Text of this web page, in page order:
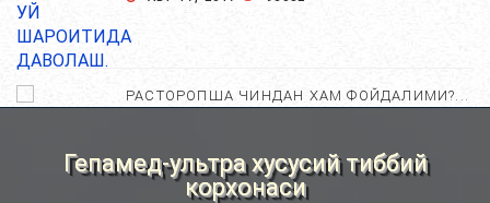
РАСТОРОПША ЧИНДАН ХАМ ФОЙДАЛИМИ?...
Гепамед-ультра хусусий тиббий
корхонаси